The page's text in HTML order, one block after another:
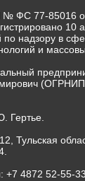
№ ФС 77-85016
10
надзору в
и
(ОГРНИП
Гертье.
Тульская
+7 4872 52-55-